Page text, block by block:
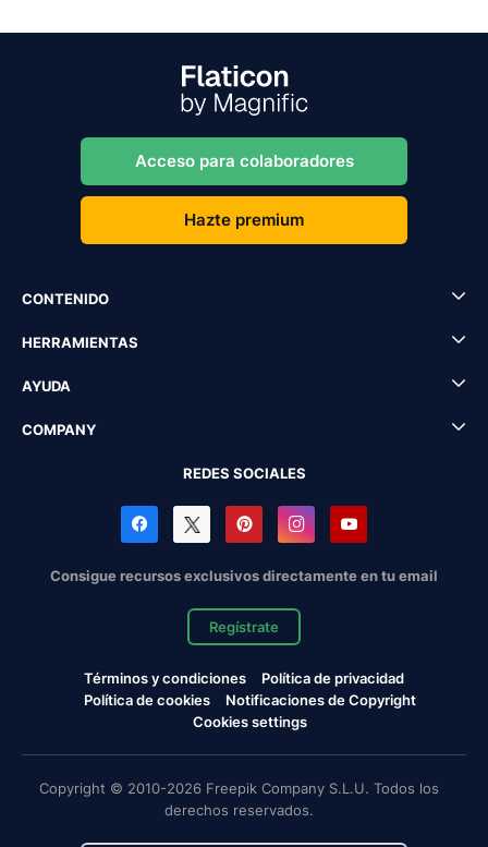
Acceso para colaboradores
Hazte premium
CONTENIDO
HERRAMIENTAS
AYUDA
COMPANY
REDES SOCIALES
Consigue recursos exclusivos directamente en tu email
Regístrate
Términos y condiciones
Política de privacidad
Política de cookies
Notificaciones de Copyright
Cookies settings
Copyright © 2010-2026 Freepik Company S.L.U. Todos los
derechos reservados.